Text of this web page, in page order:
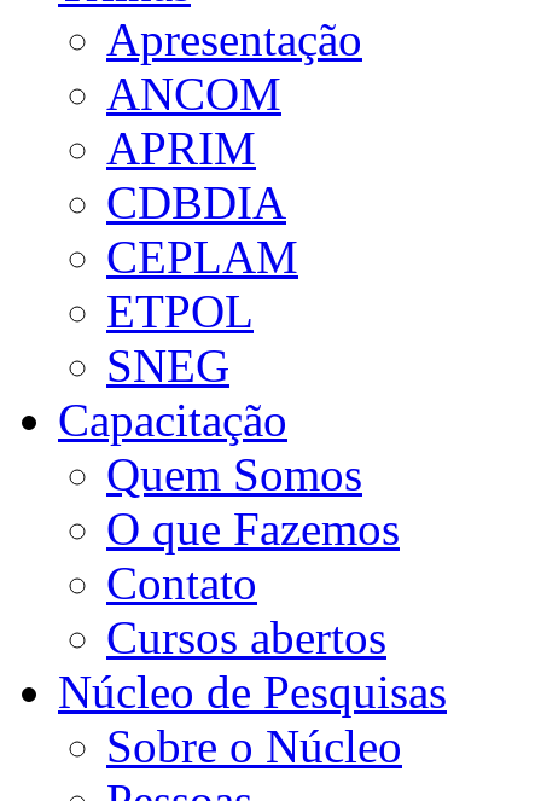
Apresentação
ANCOM
APRIM
CDBDIA
CEPLAM
ETPOL
SNEG
Capacitação
Quem Somos
O que Fazemos
Contato
Cursos abertos
Núcleo de Pesquisas
Sobre o Núcleo